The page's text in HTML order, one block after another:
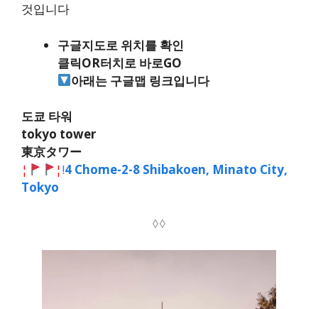
것입니다
구글지도로 위치를 확인
클릭OR터치로 바로GO
아래는 구글맵 링크입니다
도쿄 타워
tokyo tower
東京タワー
¦
¦!4 Chome-2-8 Shibakoen, Minato City,
Tokyo
◊◊